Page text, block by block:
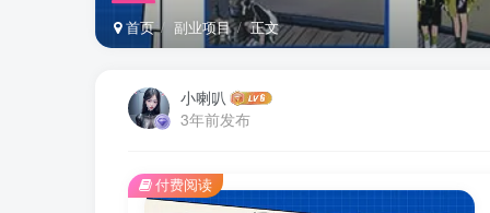
首页 副业项目 正文
小喇叭
3年前发布
付费阅读